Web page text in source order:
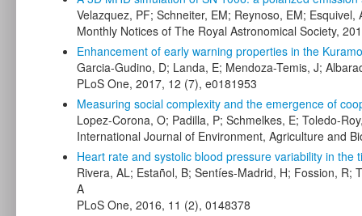
Velazquez, PF; Schneiter, EM; Reynoso, EM;
Monthly Notices of The Royal Astronomical Society,
Enhancement of early warning properties in the
Garcia-Gudino, D; Landa, E; Mendoza-Temis, J;
PLoS One, 2017, 12 (7), e0181953
Measuring social complexity and the emergence of
Lopez-Corona, O; Padilla, P; Schmelkes, E; Toledo-
International Journal of Environment, Agriculture and
Heart rate and systolic blood pressure variability in
Rivera, AL; Estañol, B; Sentíes-Madrid, H; Fossion, R;
A
PLoS One, 2016, 11 (2), 0148378